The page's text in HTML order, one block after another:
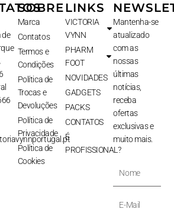
de
SOBRE
Marca
Contatos
Termos e
Condições
Política de
Trocas e
Devoluções
Política de
Privacidade
Política de
Cookies
LINKS
VICTORIA
VYNN
PHARM
FOOT
NOVIDADES
GADGETS
PACKS
CONTATOS
É
PROFISSIONAL?
Mantenha-se
atualizado
com as
nossas
últimas
notícias,
receba
ofertas
exclusivas e
muito mais.
Nome
E-